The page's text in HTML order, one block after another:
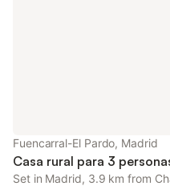
Fuencarral-El Pardo, Madrid
Casa rural para 3
Set in Madrid, 3.9 km from